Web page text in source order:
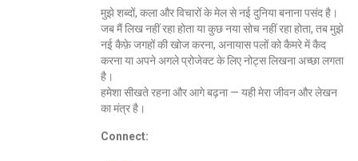
मुझे शब्दों, कला और विचारों के मेल से नई दुनिया बनाना पसंद है।
जब मैं लिख नहीं रहा होता या कुछ नया सोच नहीं रहा होता, तब मुझे
नई कैफ़े जगहों की खोज करना, अनायास पलों को कैमरे में कैद
करना या अपने अगले प्रोजेक्ट के लिए नोट्स लिखना अच्छा लगता
है।
हमेशा सीखते रहना और आगे बढ़ना — यही मेरा जीवन और लेखन
का मंत्र है।
Connect: